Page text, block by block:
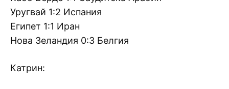
Уругвай 1:2 Испания
Египет 1:1 Иран
Нова Зеландия 0:3 Белгия
Катрин: